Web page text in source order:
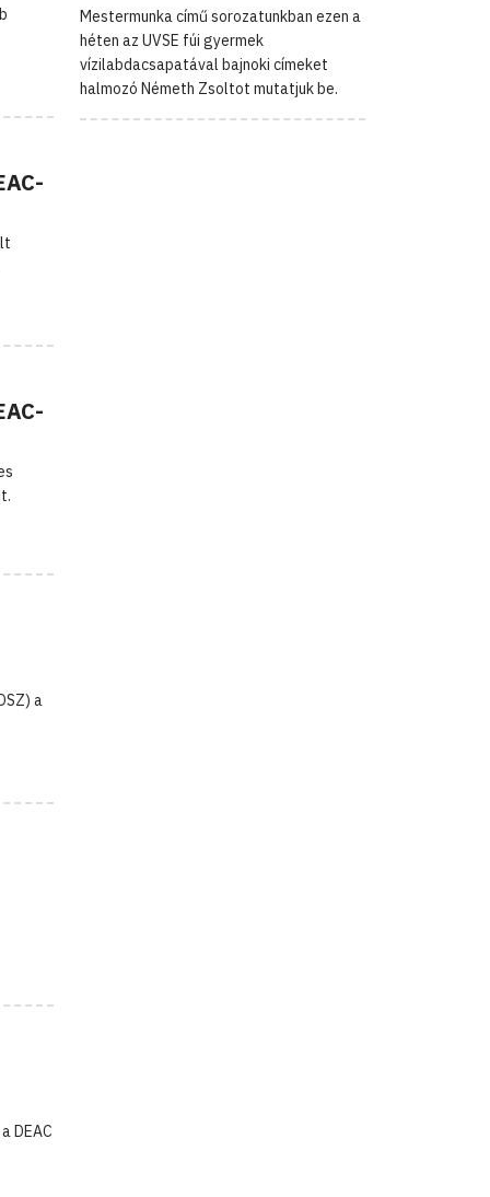
a
DEAC
Mestermunka című sorozatunkban ezen a
héten az UVSE fúi gyermek
vízilabdacsapatával bajnoki címeket
halmozó Németh Zsoltot mutatjuk be.